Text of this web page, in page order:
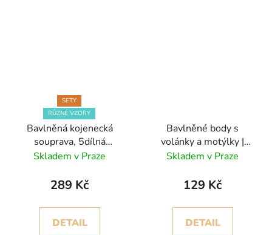
SETY
RŮZNÉ VZORY
Bavlněná kojenecká
souprava, 5dílná
souprava
Skladem v Praze
289 Kč
DETAIL
Bavlněné body s
volánky a motýlky |
Pružný materiál
Skladem v Praze
129 Kč
DETAIL